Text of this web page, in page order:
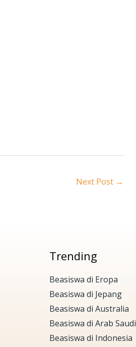
Next Post →
Trending
Beasiswa di Eropa
Beasiswa di Jepang
Beasiswa di Australia
Beasiswa di Arab Saudi
Beasiswa di Indonesia